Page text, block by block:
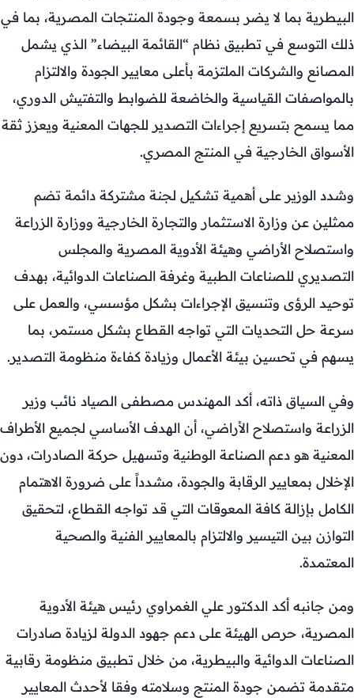
البيطرية بما لا يضر بسمعة وجودة المنتجات المصرية، بما في
ذلك التوسع في تطبيق نظام “القائمة البيضاء” الذي يشمل
المصانع والشركات الملتزمة بأعلى معايير الجودة والالتزام
بالمواصفات القياسية والخاضعة للضوابط والتفتيش الدوري،
مما يسمح بتسريع إجراءات التصدير للجهات المعنية ويعزز ثقة
الأسواق الخارجية في المنتج المصري.
وشدد الوزير على أهمية تشكيل لجنة مشتركة دائمة تضم
ممثلين عن وزارة الاستثمار والتجارة الخارجية ووزارة الزراعة
واستصلاح الأراضي وهيئة الأدوية المصرية والمجلس
التصديري للصناعات الطبية وغرفة الصناعات الدوائية، بهدف
توحيد الرؤى وتنسيق الإجراءات بشكل مؤسسي، والعمل على
سرعة حل التحديات التي تواجه القطاع بشكل مستمر، بما
يسهم في تحسين بيئة الأعمال وزيادة كفاءة منظومة التصدير.
وفي السياق ذاته، أكد المهندس مصطفى الصياد نائب وزير
الزراعة واستصلاح الأراضي، أن الهدف الأساسي لجميع الأطراف
المعنية هو دعم الصناعة الوطنية وتسهيل حركة الصادرات، دون
الإخلال بمعايير الرقابة والجودة، مشدداً على ضرورة الاهتمام
الكامل بإزالة كافة المعوقات التي قد تواجه القطاع، لتحقيق
التوازن بين التيسير والالتزام بالمعايير الفنية والصحية
المعتمدة.
ومن جانبه أكد الدكتور علي الغمراوي رئيس هيئة الأدوية
المصرية، حرص الهيئة على دعم جهود الدولة لزيادة صادرات
الصناعات الدوائية والبيطرية، من خلال تطبيق منظومة رقابية
متقدمة تضمن جودة المنتج وسلامته وفقا لأحدث المعايير